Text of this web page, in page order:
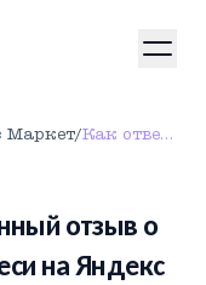
Маркет/ Как ответить на восторженный отзыв о натуральной ореховой смеси на Яндекс Маркет
отзыв о
на Яндекс